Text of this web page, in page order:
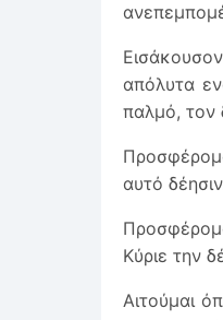
απόλυτα
παλμό, τον
αυτό
Κύριε την
Αιτούμαι